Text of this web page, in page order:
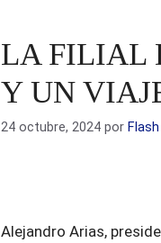
LA FILIAL
Y UN
24 octubre, 2024 por
Alejandro Arias,